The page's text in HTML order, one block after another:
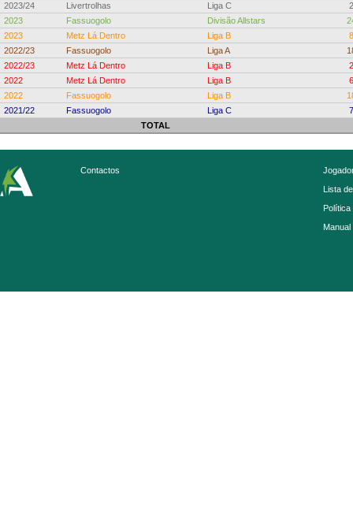
2023/24
Livertrolhas Liga C
2
2023
Fassuogolo Divisão Allstars
2023
Metz Lá Dentro Liga B
8
2022/23
Fassuogolo Liga A
2022/23
Metz Lá Dentro Liga B
2
2022
Metz Lá Dentro Liga B
6
2022
Fassuogolo Liga B
2021/22
Fassuogolo Liga C
7
TOTAL
Contactos
Lista
Política